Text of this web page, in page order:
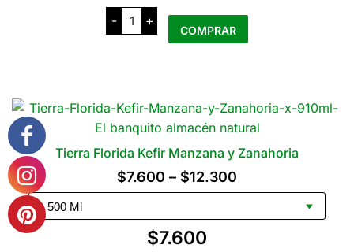
-
Tierra
Florida
Kefir
Limonada
+
COMPRAR
Tierra Florida Kefir Manzana y Zanahoria
$7.600 – $12.300
precios:
$7.600